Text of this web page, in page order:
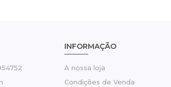
INFORMAÇÃO
A nossa loja
Condições de Venda